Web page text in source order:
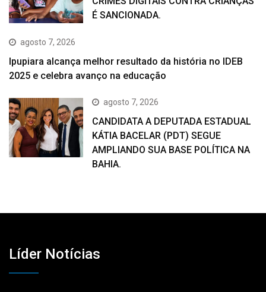
É SANCIONADA.
agosto 7, 2026
Ipupiara alcança melhor resultado da história no IDEB
2025 e celebra avanço na educação
agosto 7, 2026
CANDIDATA A DEPUTADA ESTADUAL
KÁTIA BACELAR (PDT) SEGUE
AMPLIANDO SUA BASE POLÍTICA NA
BAHIA.
Líder Notícias